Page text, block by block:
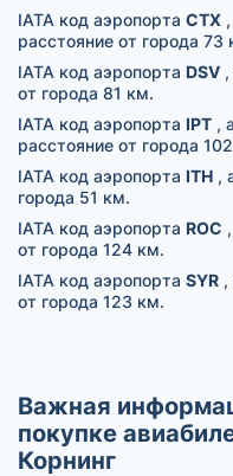
IATA код аэропорта CTX
расстояние от города 73
IATA код аэропорта DSV
от города 81 км.
IATA код аэропорта IPT ,
расстояние от города
IATA код аэропорта ITH ,
города 51 км.
IATA код аэропорта ROC
от города 124 км.
IATA код аэропорта SYR ,
от города 123 км.
Важная
покупке
Корнинг